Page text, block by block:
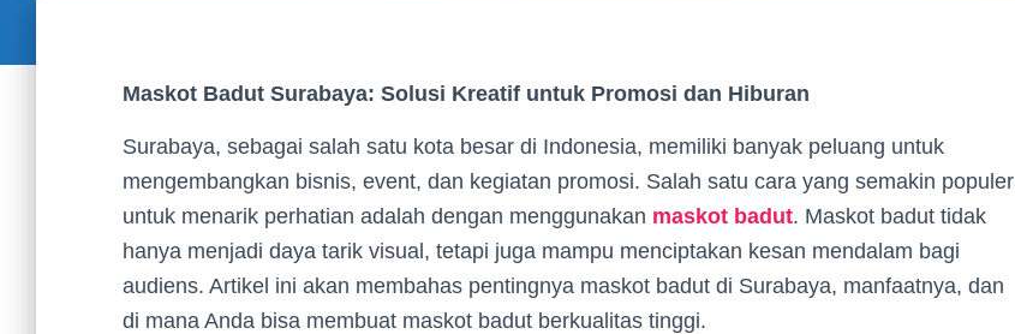
Maskot Badut Surabaya: Solusi Kreatif untuk Promosi dan Hiburan
Surabaya, sebagai salah satu kota besar di Indonesia, memiliki banyak peluang untuk
mengembangkan bisnis, event, dan kegiatan promosi. Salah satu cara yang semakin populer
untuk menarik perhatian adalah dengan menggunakan maskot badut. Maskot badut tidak
hanya menjadi daya tarik visual, tetapi juga mampu menciptakan kesan mendalam bagi
audiens. Artikel ini akan membahas pentingnya maskot badut di Surabaya, manfaatnya, dan
di mana Anda bisa membuat maskot badut berkualitas tinggi.